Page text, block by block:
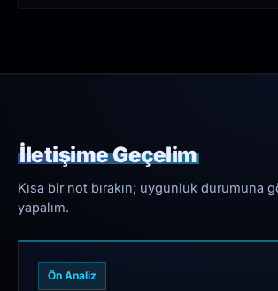
İletişime Geçelim
Kısa bir not bırakın; uygunluk durumuna
yapalım.
Ön Analiz